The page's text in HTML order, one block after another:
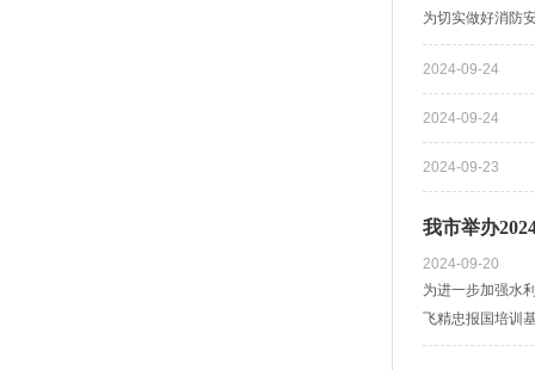
为切实做好消防
2024-09-24
2024-09-24
2024-09-23
我市举办
2024-09-20
为进一步加强水
飞精忠报国培训